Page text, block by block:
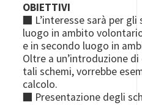
OBIETTIVI
■ L’interesse sarà per gli
luogo in ambito
e in secondo luogo in
Oltre a un’introduzione
tali schemi, vorrebbe
calcolo.
■ Presentazione degli